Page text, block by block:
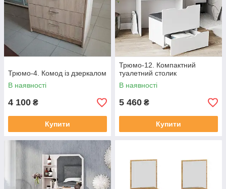
Трюмо-4. Комод із дзеркалом
В наявності
4 100 ₴
Купити
Трюмо-12. Компактний
туалетний столик
В наявності
5 460 ₴
Купити